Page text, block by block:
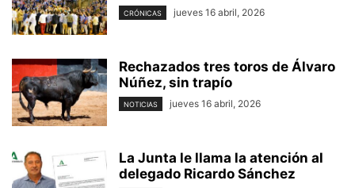
CRÓNICAS jueves 16 abril, 2026
Rechazados tres toros de Álvaro
Núñez, sin trapío
NOTICIAS jueves 16 abril, 2026
La Junta le llama la atención al
delegado Ricardo Sánchez